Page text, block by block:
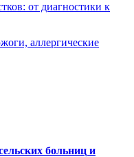
от диагностики к
аллергические
больниц и